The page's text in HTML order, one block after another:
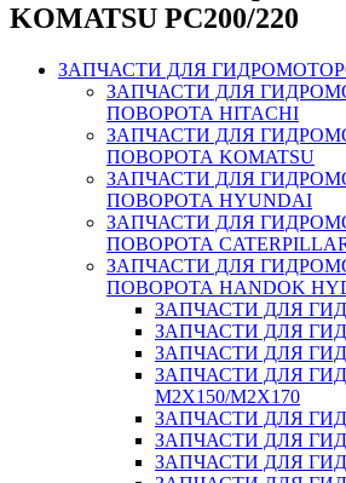
KOMATSU PC200/220
ЗАПЧАСТИ ДЛЯ
ЗАПЧАСТИ ДЛЯ
ПОВОРОТА HITACHI
ЗАПЧАСТИ ДЛЯ
ПОВОРОТА KOMATSU
ЗАПЧАСТИ ДЛЯ
ПОВОРОТА HYUNDAI
ЗАПЧАСТИ ДЛЯ
ПОВОРОТА
ЗАПЧАСТИ ДЛЯ
ПОВОРОТА HANDOK
ЗАПЧАСТИ ДЛЯ
ЗАПЧАСТИ ДЛЯ
ЗАПЧАСТИ ДЛЯ
ЗАПЧАСТИ ДЛЯ
M2X150/M2X170
ЗАПЧАСТИ ДЛЯ
ЗАПЧАСТИ ДЛЯ
ЗАПЧАСТИ ДЛЯ